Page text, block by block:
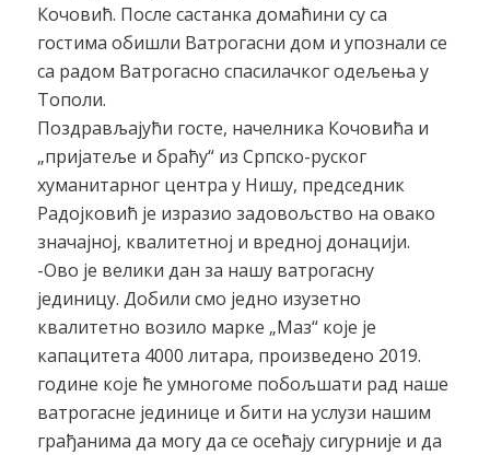
Кочовић. После састанка домаћини су са
гостима обишли Ватрогасни дом и упознали се
са радом Ватрогасно спасилачког одељења у
Тополи.
Поздрављајући госте, начелника Кочовића и
„пријатеље и браћу“ из Српско-руског
хуманитарног центра у Нишу, председник
Радојковић је изразио задовољство на овако
значајној, квалитетној и вредној донацији.
-Ово је велики дан за нашу ватрогасну
јединицу. Добили смо једно изузетно
квалитетно возило марке „Маз“ које је
капацитета 4000 литара, произведено 2019.
године које ће умногоме побољшати рад наше
ватрогасне јединице и бити на услузи нашим
грађанима да могу да се осећају сигурније и да